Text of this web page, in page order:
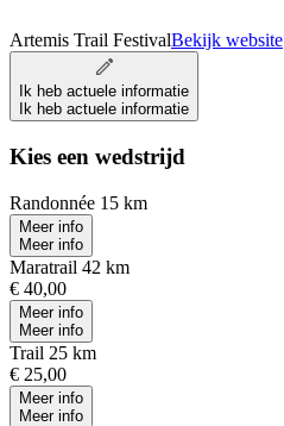
Artemis Trail FestivalBekijk website
Ik heb actuele informatie
Ik heb actuele informatie
Kies een wedstrijd
Randonnée 15 km
Meer info
Meer info
Maratrail 42 km
€ 40,00
Meer info
Meer info
Trail 25 km
€ 25,00
Meer info
Meer info